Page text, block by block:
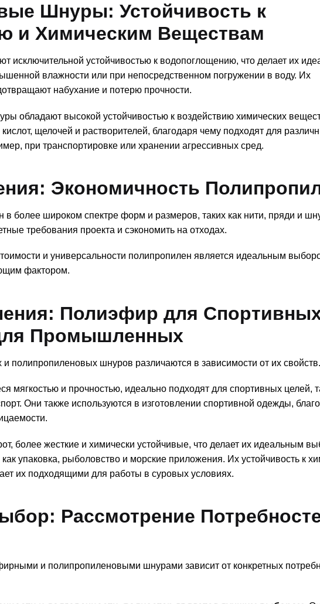
Шнуры: Устойчивость к
и Химическим Веществам
исключительной устойчивостью к водопоглощению, что делает их
влажности или при непосредственном погружении в воду. Их
набухание и потерю прочности.
обладают высокой устойчивостью к воздействию химических
щелочей и растворителей, благодаря чему подходят для
при транспортировке или хранении агрессивных сред.
Экономичность
в более широком спектре форм и размеров, таких как нити, пряди и
требования проекта и сэкономить на отходах.
и универсальности полипропилен является идеальным
фактором.
Полиэфир для
Промышленных
полипропиленовых шнуров различаются в зависимости от их свойств.
и прочностью, идеально подходят для спортивных целей,
Они также используются в изготовлении спортивной одежды,
более жесткие и химически устойчивые, что делает их идеальным
упаковка, рыболовство и морские приложения. Их устойчивость к
их подходящими для работы в суровых условиях.
Рассмотрение
и полипропиленовыми шнурами зависит от конкретных